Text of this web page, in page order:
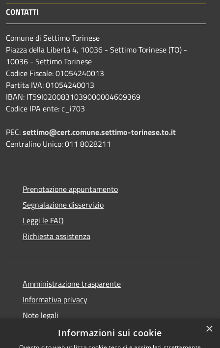
CONTATTI
Comune di Settimo Torinese
Piazza della Libertà 4, 10036 - Settimo Torinese (TO) -
10036 - Settimo Torinese
Codice Fiscale: 01054240013
Partita IVA: 01054240013
IBAN: IT59I0200831039000004609369
Codice IPA ente: c_i703
PEC:settimo@cert.comune.settimo-torinese.to.it
Centralino Unico: 011 8028211
Prenotazione appuntamento
Segnalazione disservizio
Leggi le FAQ
Richiesta assistenza
Amministrazione trasparente
Informativa privacy
Note legali
Dichiarazione di accessibilità
×
Informazioni sui cookie